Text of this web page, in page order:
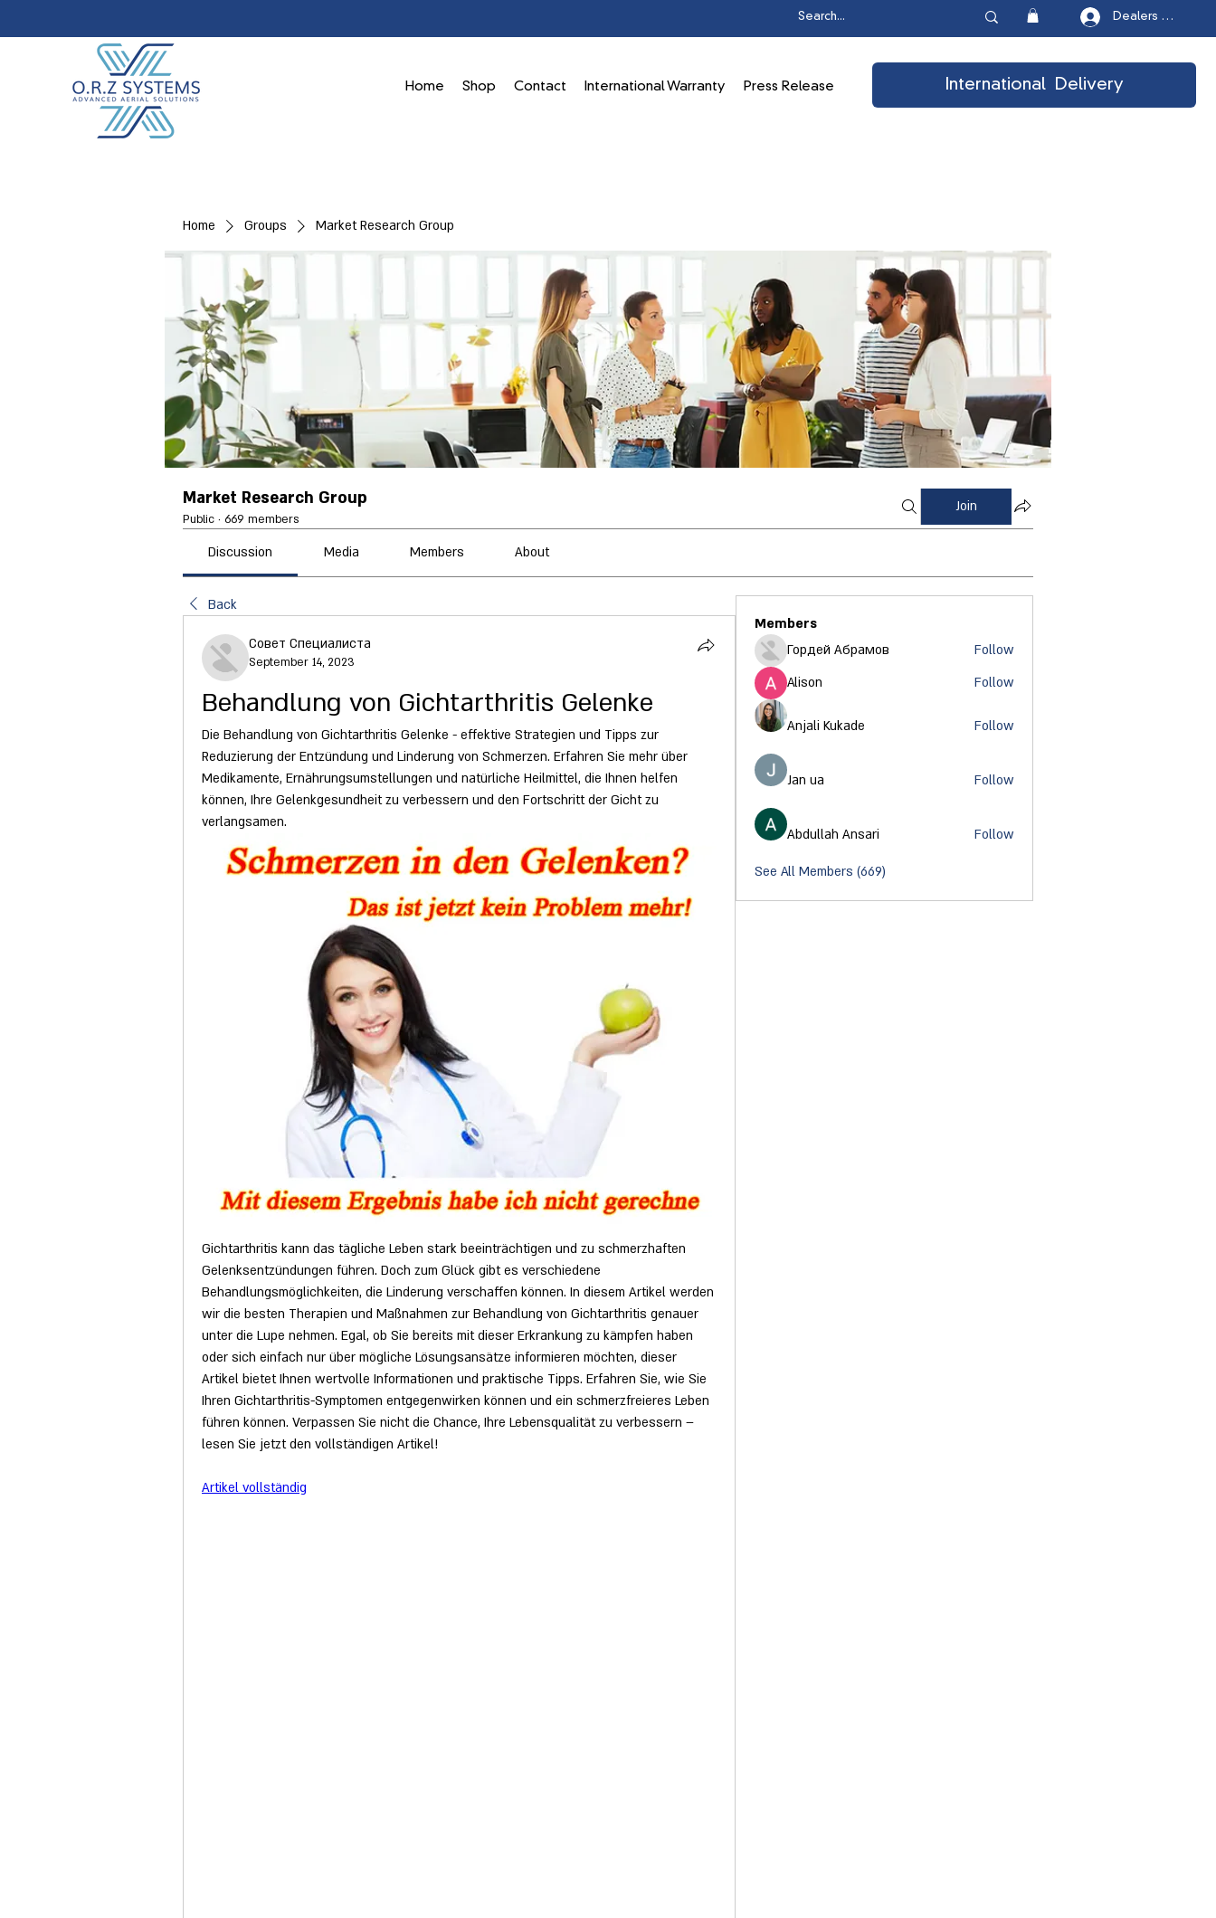
Dealers Login
Home Shop Contact International Warranty Press Release International Delivery
Home Groups Market Research Group
Market Research Group
Public · 669 members
Join
Discussion Media Members About
Back
Совет Специалиста
September 14, 2023
Behandlung von Gichtarthritis Gelenke
Die Behandlung von Gichtarthritis Gelenke - effektive Strategien und Tipps zur
Reduzierung der Entzündung und Linderung von Schmerzen. Erfahren Sie mehr über
Medikamente, Ernährungsumstellungen und natürliche Heilmittel, die Ihnen helfen
können, Ihre Gelenkgesundheit zu verbessern und den Fortschritt der Gicht zu
verlangsamen.
Gichtarthritis kann das tägliche Leben stark beeinträchtigen und zu schmerzhaften
Gelenksentzündungen führen. Doch zum Glück gibt es verschiedene
Behandlungsmöglichkeiten, die Linderung verschaffen können. In diesem Artikel werden
wir die besten Therapien und Maßnahmen zur Behandlung von Gichtarthritis genauer
unter die Lupe nehmen. Egal, ob Sie bereits mit dieser Erkrankung zu kämpfen haben
oder sich einfach nur über mögliche Lösungsansätze informieren möchten, dieser
Artikel bietet Ihnen wertvolle Informationen und praktische Tipps. Erfahren Sie, wie Sie
Ihren Gichtarthritis-Symptomen entgegenwirken können und ein schmerzfreieres Leben
führen können. Verpassen Sie nicht die Chance, Ihre Lebensqualität zu verbessern –
lesen Sie jetzt den vollständigen Artikel!
Artikel vollständig
Members
Гордей Абрамов
Follow
Alison
Follow
Anjali Kukade Follow
Jan ua Follow
Abdullah Ansari Follow
See All Members (669)